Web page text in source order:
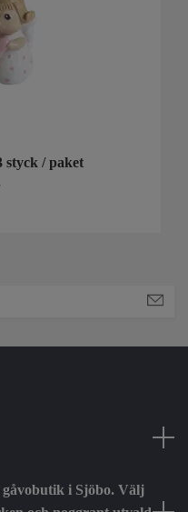
styck / paket
i Sjöbo. Välj